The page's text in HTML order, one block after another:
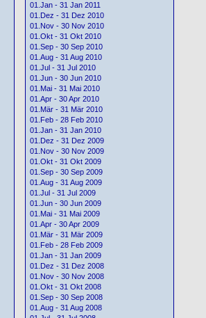
01.Jan - 31 Jan 2011
01.Dez - 31 Dez 2010
01.Nov - 30 Nov 2010
01.Okt - 31 Okt 2010
01.Sep - 30 Sep 2010
01.Aug - 31 Aug 2010
01.Jul - 31 Jul 2010
01.Jun - 30 Jun 2010
01.Mai - 31 Mai 2010
01.Apr - 30 Apr 2010
01.Mär - 31 Mär 2010
01.Feb - 28 Feb 2010
01.Jan - 31 Jan 2010
01.Dez - 31 Dez 2009
01.Nov - 30 Nov 2009
01.Okt - 31 Okt 2009
01.Sep - 30 Sep 2009
01.Aug - 31 Aug 2009
01.Jul - 31 Jul 2009
01.Jun - 30 Jun 2009
01.Mai - 31 Mai 2009
01.Apr - 30 Apr 2009
01.Mär - 31 Mär 2009
01.Feb - 28 Feb 2009
01.Jan - 31 Jan 2009
01.Dez - 31 Dez 2008
01.Nov - 30 Nov 2008
01.Okt - 31 Okt 2008
01.Sep - 30 Sep 2008
01.Aug - 31 Aug 2008